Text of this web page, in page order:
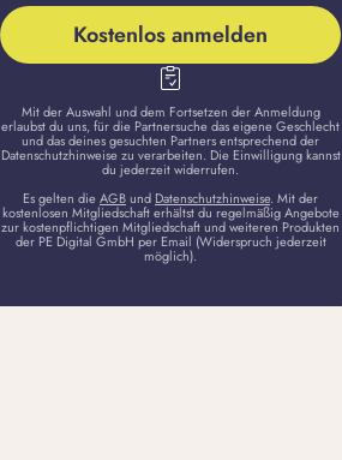
Kostenlos anmelden
Mit der Auswahl und dem Fortsetzen der Anmeldung
erlaubst du uns, für die Partnersuche das eigene Geschlecht
und das deines gesuchten Partners entsprechend der
Datenschutzhinweise zu verarbeiten. Die Einwilligung kannst
du jederzeit widerrufen.
Es gelten dieAGBund Datenschutzhinweise. Mit der
kostenlosen Mitgliedschaft erhältst du regelmäßig Angebote
zur kostenpflichtigen Mitgliedschaft und weiteren Produkten
der PE Digital GmbH per Email (Widerspruch jederzeit
möglich).